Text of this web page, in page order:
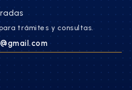
trámites y consultas.